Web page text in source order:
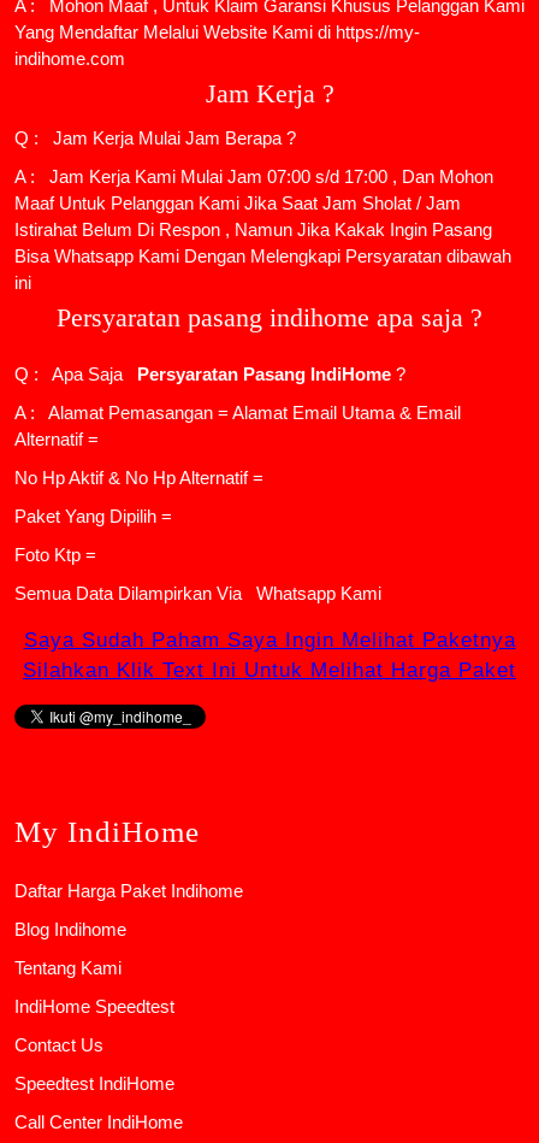
A : Mohon Maaf , Untuk Klaim Garansi Khusus Pelanggan Kami
Yang Mendaftar Melalui Website Kami di https://my-
indihome.com
Jam Kerja ?
Q : Jam Kerja Mulai Jam Berapa ?
A : Jam Kerja Kami Mulai Jam 07:00 s/d 17:00 , Dan Mohon
Maaf Untuk Pelanggan Kami Jika Saat Jam Sholat / Jam
Istirahat Belum Di Respon , Namun Jika Kakak Ingin Pasang
Bisa Whatsapp Kami Dengan Melengkapi Persyaratan dibawah
ini
Persyaratan pasang indihome apa saja ?
Q : Apa Saja Persyaratan Pasang IndiHome ?
A : Alamat Pemasangan = Alamat Email Utama & Email
Alternatif =
No Hp Aktif & No Hp Alternatif =
Paket Yang Dipilih =
Foto Ktp =
Semua Data Dilampirkan Via
Whatsapp Kami
Saya Sudah Paham Saya Ingin Melihat Paketnya
Silahkan Klik Text Ini Untuk Melihat Harga Paket
My IndiHome
Daftar Harga Paket Indihome
Blog Indihome
Tentang Kami
IndiHome Speedtest
Contact Us
Speedtest IndiHome
Call Center IndiHome